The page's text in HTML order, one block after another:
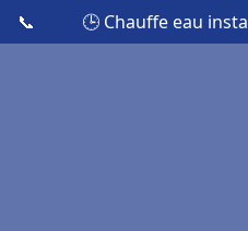
📞 🕒 Chauffe eau